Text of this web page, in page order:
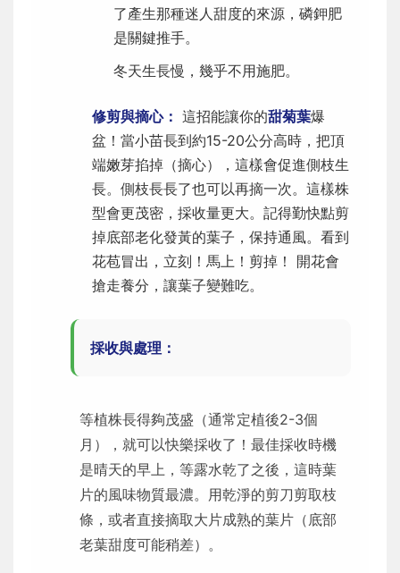
了產生那種迷人甜度的來源，磷鉀肥
是關鍵推手。
冬天生長慢，幾乎不用施肥。
修剪與摘心： 這招能讓你的甜菊葉爆
盆！當小苗長到約15-20公分高時，把頂
端嫩芽掐掉（摘心），這樣會促進側枝生
長。側枝長長了也可以再摘一次。這樣株
型會更茂密，採收量更大。記得勤快點剪
掉底部老化發黃的葉子，保持通風。看到
花苞冒出，立刻！馬上！剪掉！ 開花會
搶走養分，讓葉子變難吃。
採收與處理：
等植株長得夠茂盛（通常定植後2-3個
月），就可以快樂採收了！最佳採收時機
是晴天的早上，等露水乾了之後，這時葉
片的風味物質最濃。用乾淨的剪刀剪取枝
條，或者直接摘取大片成熟的葉片（底部
老葉甜度可能稍差）。